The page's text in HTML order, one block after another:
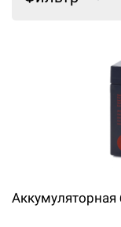
Аккумуляторная